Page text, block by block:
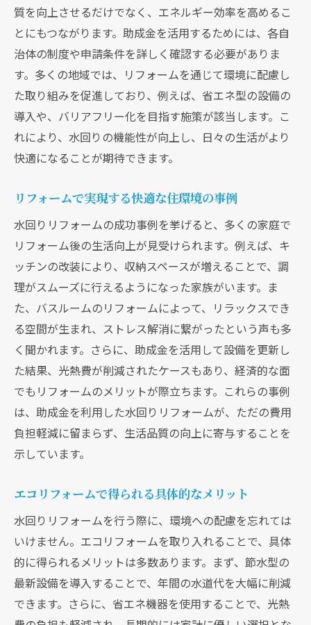
質を向上させるだけでなく、エネルギー効率を高めるこ
とにもつながります。助成金を活用するためには、各自
治体の制度や申請条件を詳しく確認する必要がありま
す。多くの地域では、リフォームを通じて環境に配慮し
た取り組みを促進しており、例えば、省エネ型の設備の
導入や、バリアフリー化を目指す施策が該当します。こ
れにより、水回りの機能性が向上し、日々の生活がより
快適になることが期待できます。
リフォームで実現する快適な住環境の事例
水回りリフォームの成功事例を挙げると、多くの家庭で
リフォーム後の生活向上が見受けられます。例えば、キ
ッチンの改装により、収納スペースが増えることで、調
理がスムーズに行えるようになった家族がいます。ま
た、バスルームのリフォームによって、リラックスでき
る空間が生まれ、ストレス解消に繋がったという声も多
く聞かれます。さらに、助成金を活用して設備を更新し
た結果、光熱費が削減されたケースもあり、経済的な面
でもリフォームのメリットが際立ちます。これらの事例
は、助成金を利用した水回りリフォームが、ただの費用
負担軽減に留まらず、生活品質の向上に寄与することを
示しています。
エコリフォームで得られる具体的なメリット
水回りリフォームを行う際に、環境への配慮を忘れては
いけません。エコリフォームを取り入れることで、具体
的に得られるメリットは多数あります。まず、節水型の
最新設備を導入することで、年間の水道代を大幅に削減
できます。さらに、省エネ機器を使用することで、光熱